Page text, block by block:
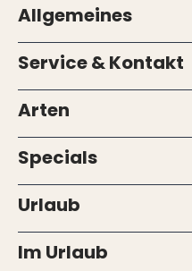
Allgemeines
Service & Kontakt
Arten
Specials
Urlaub
Im Urlaub